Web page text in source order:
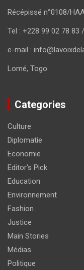
Récépissé n°0108/
Tel : +228 99 02 78 83
e-mail :
Lomé, Togo.
Categories
Culture
Diplomatie
Economie
Editor's Pick
Education
Environnement
Fashion
Justice
Main Stories
Médias
Politique